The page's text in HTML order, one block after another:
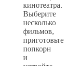
кинотеатра.
Выберите
несколько
фильмов,
приготовьте
попкорн
и